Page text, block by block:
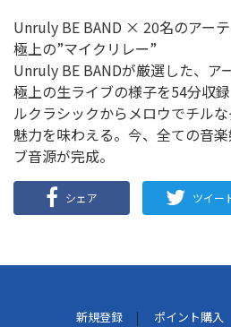
Unruly BE BAND × 20名のアー
極上の”マイクリレー”
Unruly BE BANDが厳選した、ア
極上の生ライブの様子を54分収
ルクラシックからメロウでチル
魅力を味わえる。今、全ての音
ブ音源が完成。
シェア ツイー
新規登録 ポイント購入